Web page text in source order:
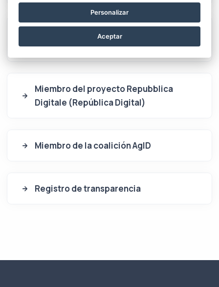
Miembro del comité de actualización de
DigComp
Miembro del proyecto Repubblica
Digitale (República Digital)
Miembro de la coalición AgID
Registro de transparencia
Personalizar
Aceptar